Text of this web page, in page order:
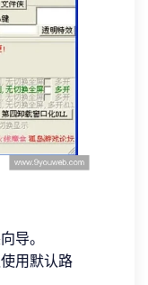
导。
用默认路